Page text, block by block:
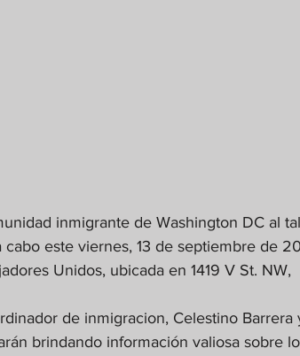
inmigrante de Washington DC al
este viernes, 13 de septiembre de
Unidos, ubicada en 1419 V St. NW,
de inmigracion, Celestino Barrera
brindando información valiosa sobre